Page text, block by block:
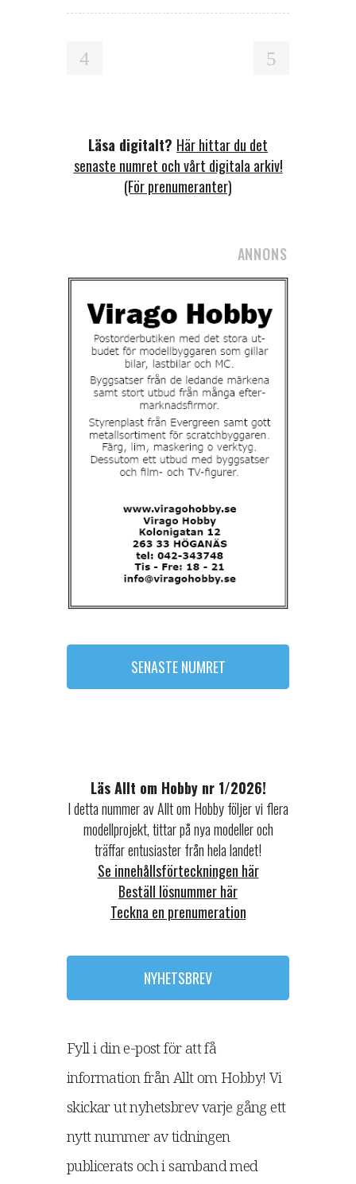
Läsa digitalt? Här hittar du det
senaste numret och vårt digitala arkiv!
(För prenumeranter)
ANNONS
SENASTE NUMRET
Läs Allt om Hobby nr 1/2026!
I detta nummer av Allt om Hobby följer vi flera
modellprojekt, tittar på nya modeller och
träffar entusiaster från hela landet!
Se innehållsförteckningen här
Beställ lösnummer här
Teckna en prenumeration
NYHETSBREV
Fyll i din e-post för att få
information från Allt om Hobby! Vi
skickar ut nyhetsbrev varje gång ett
nytt nummer av tidningen
publicerats och i samband med